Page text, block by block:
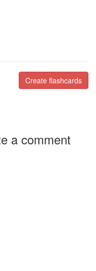
Create flashcards
a comment